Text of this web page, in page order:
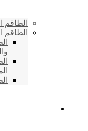
الطاقم
الطاقم